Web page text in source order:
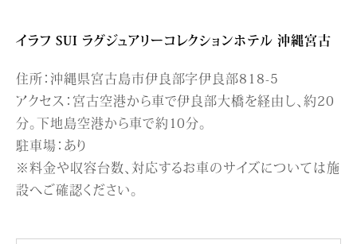
イラフ SUI ラグジュアリーコレクションホテル 沖縄宮古
住所：沖縄県宮古島市伊良部字伊良部818-5
アクセス：宮古空港から車で伊良部大橋を経由し、約20
分。下地島空港から車で約10分。
駐車場：あり
※料金や収容台数、対応するお車のサイズについては施
設へご確認ください。